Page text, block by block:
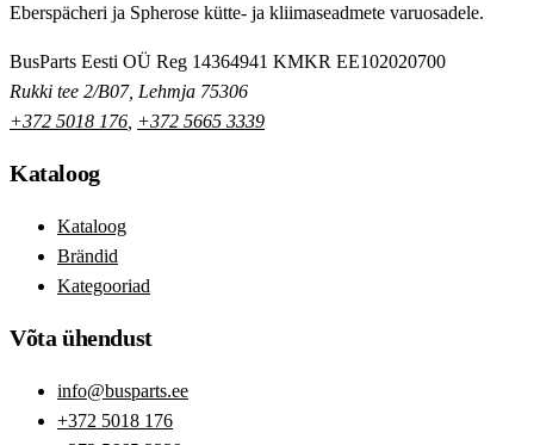
Eberspächeri ja Spherose kütte- ja kliimaseadmete varuosadele.
BusParts Eesti OÜ Reg 14364941 KMKR EE102020700
Rukki tee 2/B07, Lehmja 75306
+372 5018 176 +372 5665 3339
Kataloog
Kataloog
Brändid
Kategooriad
Võta ühendust
info@busparts.ee
+372 5018 176